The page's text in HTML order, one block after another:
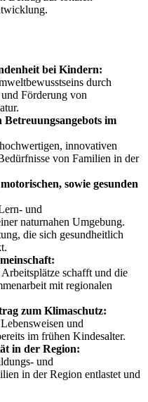
bei Kindern:
durch
Förderung von
Betreuungsangebots im
innovativen
von Familien in der
sowie gesunden
und
naturnahen Umgebung.
die sich gesundheitlich
schafft und die
mit regionalen
zum Klimaschutz:
und
im frühen Kindesalter.
in der Region:
und
in der Region entlastet und